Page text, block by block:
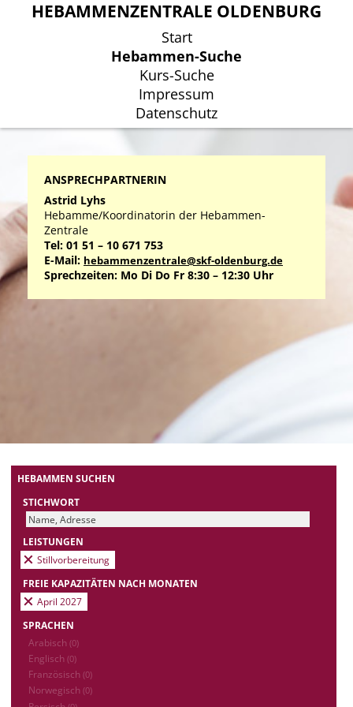
HEBAMMENZENTRALE OLDENBURG
Start
Hebammen-Suche
Kurs-Suche
Impressum
Datenschutz
HEBAMMENZENTRALE OLDENBURG
Start
Hebammen-Suche
Kurs-Suche
Impressum
Datenschutz
ANSPRECHPARTNERIN
Astrid Lyhs
Hebamme/Koordinatorin der Hebammen-
Zentrale
Tel: 01 51 – 10 671 753
E-Mail: hebammenzentrale@skf-oldenburg.de
Sprechzeiten: Mo Di Do Fr 8:30 – 12:30 Uhr
HEBAMMEN SUCHEN
STICHWORT
LEISTUNGEN
Stillvorbereitung
FREIE KAPAZITÄTEN NACH MONATEN
April 2027
SPRACHEN
Arabisch (0)
Englisch (0)
Französisch (0)
Norwegisch (0)